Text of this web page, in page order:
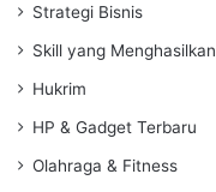
Strategi Bisnis
Skill yang Menghasilkan
Hukrim
HP & Gadget Terbaru
Olahraga & Fitness